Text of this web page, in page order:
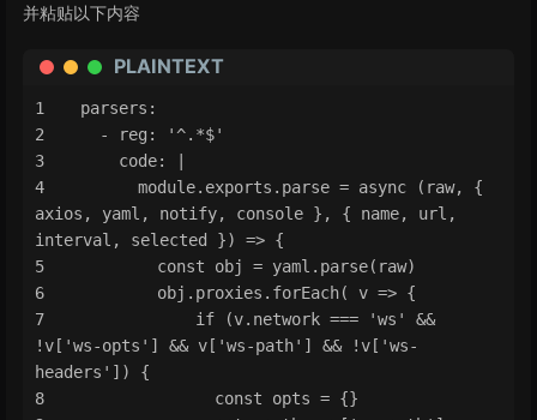
并粘贴以下内容
PLAINTEXT
parsers:
  - reg: '^.*$'
    code: |
      module.exports.parse = async (raw, {
axios, yaml, notify, console }, { name, url,
interval, selected }) => {
        const obj = yaml.parse(raw)
        obj.proxies.forEach( v => {
            if (v.network === 'ws' &&
!v['ws-opts'] && v['ws-path'] && !v['ws-
headers']) {
              const opts = {}